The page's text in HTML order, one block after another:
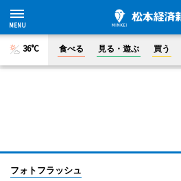
36°C 食べる 見る・遊ぶ 買う
フォトフラッシュ